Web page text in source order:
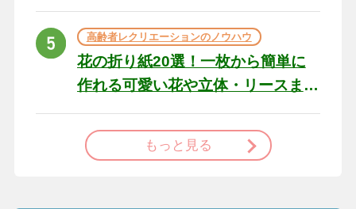
た場合の対処法
高齢者レクリエーションのノウハウ
花の折り紙20選！一枚から簡単に
作れる可愛い花や立体・リースま
で
もっと見る